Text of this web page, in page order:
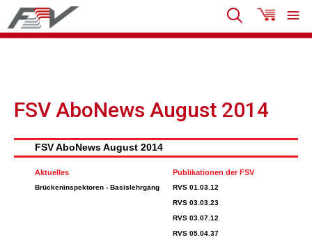
FSV AboNews August 2014
FSV AboNews August 2014
Aktuelles Publikationen der FSV
Brückeninspektoren - Basislehrgang
RVS 01.03.12
RVS 03.03.23
RVS 03.07.12
RVS 05.04.37